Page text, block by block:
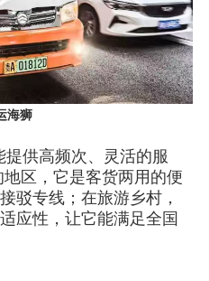
海狮
供高频次、灵活的服
地区，它是客货两用的便
驳专线；在旅游乡村，
应性，让它能满足全国